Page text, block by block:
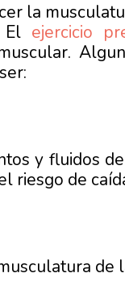
la
El ejercicio
y fluidos
riesgo de